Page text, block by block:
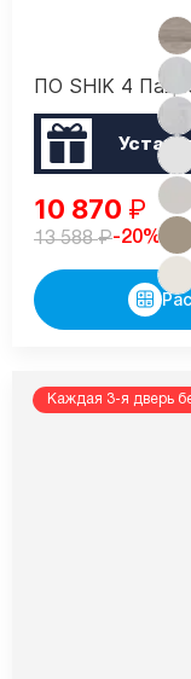
ПО SHIK 4
10 870 ₽
13 588₽-20%
Каждая 3-я дверь